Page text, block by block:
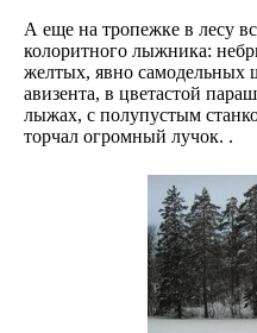
А еще на тропежке в лесу
колоритного лыжника:
желтых, явно самодельных
авизента, в цветастой
лыжах, с полупустым
торчал огромный лучок. .